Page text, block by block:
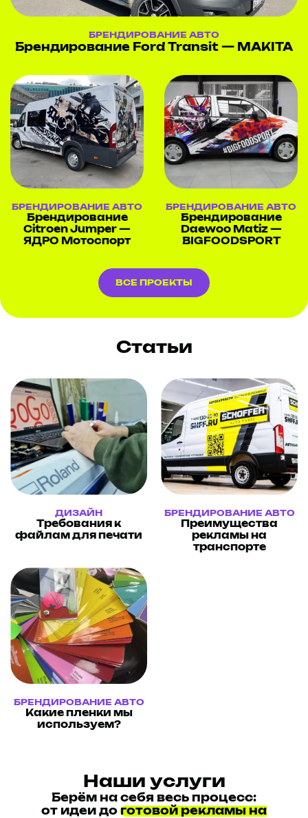
БРЕНДИРОВАНИЕ АВТО
Брендирование Ford Transit — MAKITA
БРЕНДИРОВАНИЕ АВТО
Брендирование
Citroen Jumper —
ЯДРО Мотоспорт
БРЕНДИРОВАНИЕ АВТО
Брендирование
Daewoo Matiz —
BIGFOODSPORT
ВСЕ ПРОЕКТЫ
Статьи
ДИЗАЙН
Требования к
файлам для печати
БРЕНДИРОВАНИЕ АВТО
Преимущества
рекламы на
транспорте
БРЕНДИРОВАНИЕ АВТО
Какие пленки мы
используем?
Наши услуги
Берём на себя весь процесс:
от идеи до готовой рекламы на